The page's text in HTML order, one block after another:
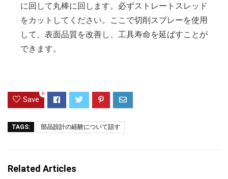
に回して丸棒に回します。必ずストレートスレッド
をカットしてください。ここで切削スプレーを使用
して、表面品質を改善し、工具寿命を延ばすことが
できます。
Save
0
TAGS: 部品設計の経験について話す
Related Articles